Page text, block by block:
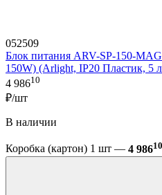
052509
Блок питания ARV-SP-150-
150W) (Arlight, IP20 Пластик, 5
4 98610
₽/шт
В наличии
Коробка (картон) 1 шт — 4 98610